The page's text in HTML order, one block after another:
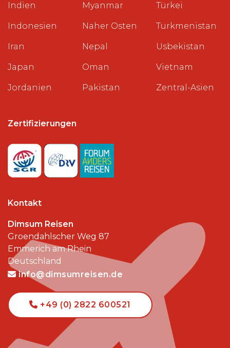
Indien
Indonesien
Iran
Japan
Jordanien
Myanmar
Naher Osten
Nepal
Oman
Pakistan
Türkei
Turkmenistan
Usbekistan
Vietnam
Zentral-Asien
Zertifizierungen
Kontakt
Dimsum Reisen
Groendahlscher Weg 87
Emmerich am Rhein
Deutschland
info@dimsumreisen.de
+49 (0) 2822 600521